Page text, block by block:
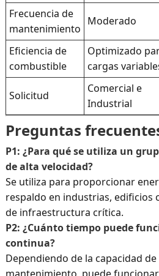
Frecuencia de
mantenimiento
Moderado
Eficiencia de
combustible
Optimizado
cargas
Solicitud
Comercial e
Industrial
Preguntas
P1: ¿Para qué se utiliza un
de alta velocidad?
Se utiliza para proporcionar
respaldo en industrias, edificios
de infraestructura crítica.
P2: ¿Cuánto tiempo puede
continua?
Dependiendo de la capacidad